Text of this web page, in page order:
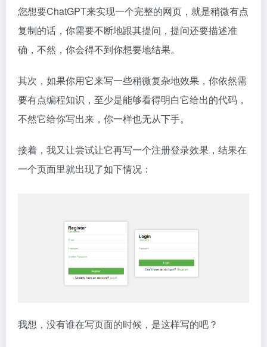
您想要ChatGPT来实现一个完整的网页，就是稍微有点
复制的话，你需要不断地跟其提问，提问还要描述准
确，不然，你会得不到你想要地结果。
其次，如果你用它来写一些稍微复杂地效果，你依然需
要有点编程知识，至少是能够看得明白它给出的代码，
不然它给你写出来，你一样也无从下手。
接着，我又让尝试让它再写一个注册登录效果，结果在
一个页面里就出现了如下情况：
我想，没有谁在写页面的时候，是这样写的吧？